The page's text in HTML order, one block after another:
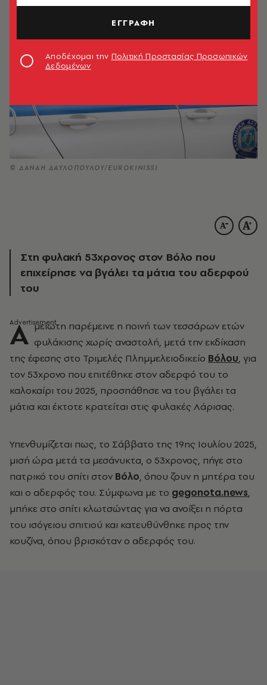
© ΔΑΝΑΗ ΔΑΥΛΟΠΟΥΛΟΥ/EUROKINISSI
Στη φυλακή 53χρονος στον Βόλο που
επιχείρησε να βγάλει τα μάτια του αδερφού
του
Α μείωτη παρέμεινε η ποινή των τεσσάρων ετών
φυλάκισης χωρίς αναστολή, μετά την εκδίκαση
της έφεσης στο Τριμελές Πλημμελειοδικείο Βόλου, για
τον 53χρονο που επιτέθηκε στον αδερφό του το
καλοκαίρι του 2025, προσπάθησε να του βγάλει τα
μάτια και έκτοτε κρατείται στις φυλακές Λάρισας.
Υπενθυμίζεται πως, το Σάββατο της 19ης Ιουλίου 2025,
μισή ώρα μετά τα μεσάνυκτα, ο 53χρονος, πήγε στο
πατρικό του σπίτι στον Βόλο, όπου ζουν η μητέρα του
και ο αδερφός του. Σύμφωνα με το gegonota.news,
μπήκε στο σπίτι κλωτσώντας για να ανοίξει η πόρτα
του ισόγειου σπιτιού και κατευθύνθηκε προς την
κουζίνα, όπου βρισκόταν ο αδερφός του.
ΕΓΓΡΑΦΗ
Αποδέχομαι την Πολιτική Προστασίας Προσωπικών
Δεδομένων